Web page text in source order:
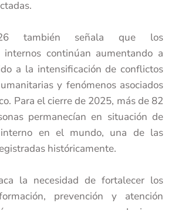
también señala que los
internos continúan aumentando a
a la intensificación de conflictos
y fenómenos asociados
Para el cierre de 2025, más de 82
permanecían en situación de
interno en el mundo, una de las
históricamente.
la necesidad de fortalecer los
prevención y atención